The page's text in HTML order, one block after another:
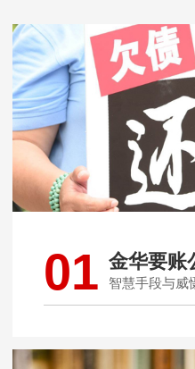
01 金华要账
智慧手段与威